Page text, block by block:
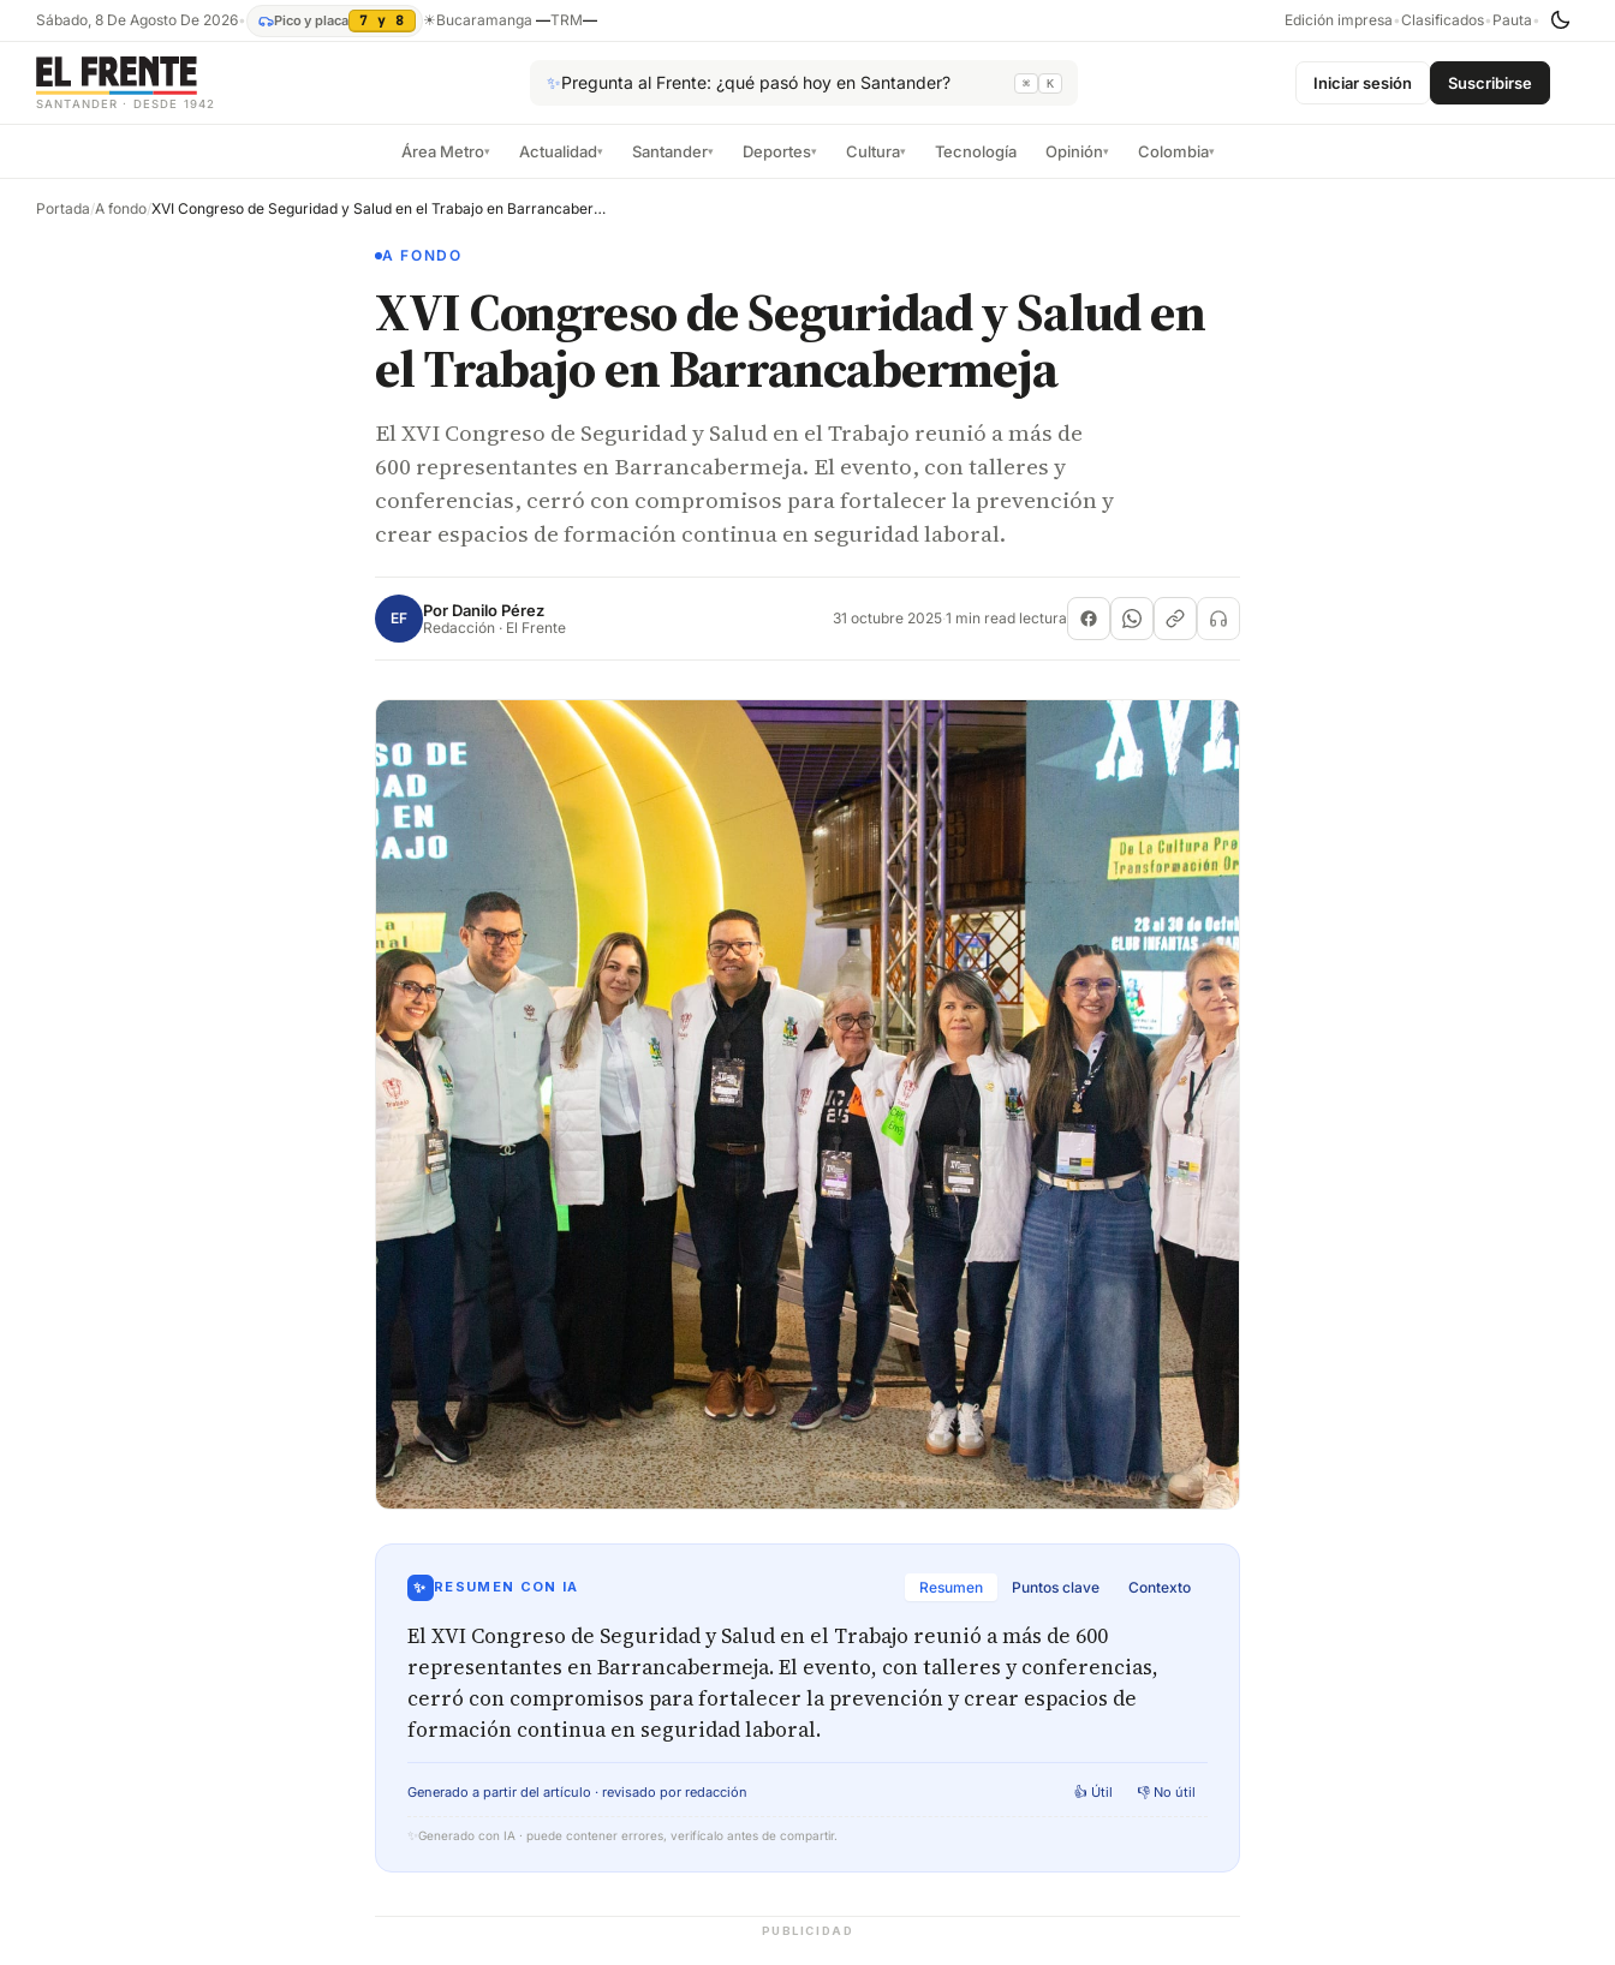
Sábado, 8 De Agosto De 2026• Pico y placa 7 y 8 ☀Bucaramanga —TRM— Edición impresa •Clasificados• Pauta •
SANTANDER · DESDE 1942
✨Pregunta al Frente: ¿qué pasó hoy en Santander? ⌘ K Iniciar sesión Suscribirse
Área Metro▾ Actualidad▾ Santander▾ Deportes▾ Cultura▾ Tecnología Opinión▾ Colombia▾
Portada/A fondo/ XVI Congreso de Seguridad y Salud en el Trabajo en Barrancabermeja
A FONDO
XVI Congreso de Seguridad y Salud en
el Trabajo en Barrancabermeja
El XVI Congreso de Seguridad y Salud en el Trabajo reunió a más de
600 representantes en Barrancabermeja. El evento, con talleres y
conferencias, cerró con compromisos para fortalecer la prevención y
crear espacios de formación continua en seguridad laboral.
EF Por Danilo Pérez
Redacción · El Frente 31 octubre 2025·1 min read lectura
✨ RESUMEN CON IA Resumen Puntos clave Contexto
El XVI Congreso de Seguridad y Salud en el Trabajo reunió a más de 600
representantes en Barrancabermeja. El evento, con talleres y conferencias,
cerró con compromisos para fortalecer la prevención y crear espacios de
formación continua en seguridad laboral.
Generado a partir del artículo · revisado por redacción 👍 Útil 👎 No útil
✨ Generado con IA · puede contener errores, verifícalo antes de compartir.
PUBLICIDAD